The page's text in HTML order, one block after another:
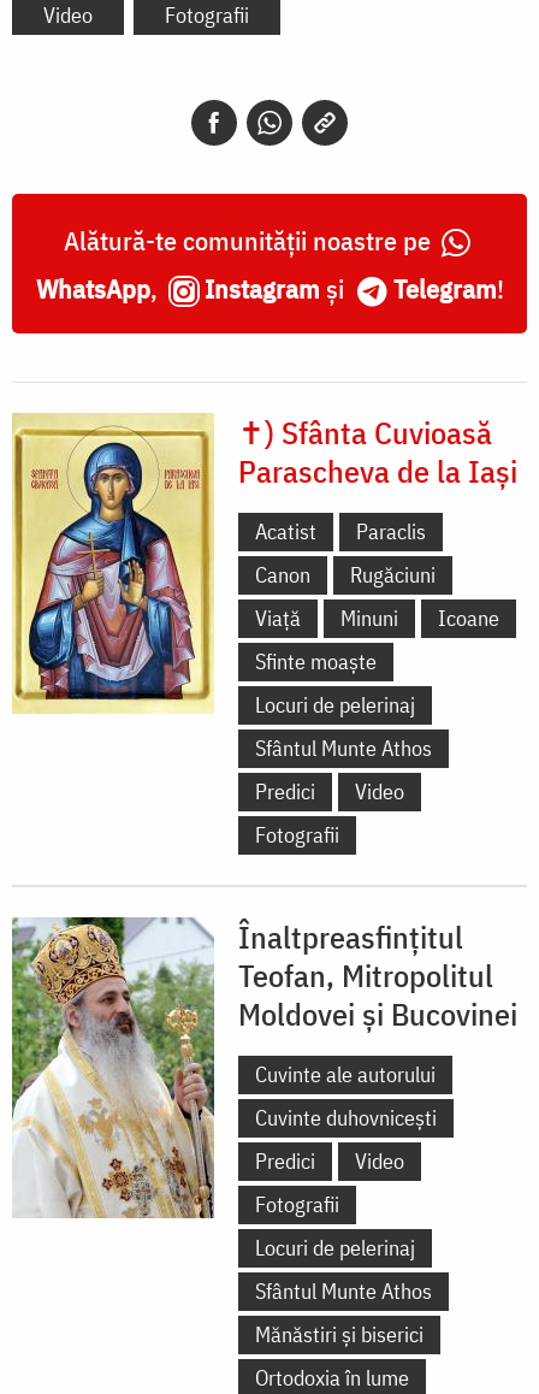
Video Fotografii
Alătură-te comunității noastre pe
WhatsApp, Instagram și Telegram!
✝) Sfânta Cuvioasă
Parascheva de la Iași
Acatist
Paraclis
Canon
Rugăciuni
Viață
Minuni
Icoane
Sfinte moaște
Locuri de pelerinaj
Sfântul Munte Athos
Predici
Video
Fotografii
Înaltpreasfințitul
Teofan, Mitropolitul
Moldovei și Bucovinei
Cuvinte ale autorului
Cuvinte duhovnicești
Predici
Video
Fotografii
Locuri de pelerinaj
Sfântul Munte Athos
Mănăstiri și biserici
Ortodoxia în lume